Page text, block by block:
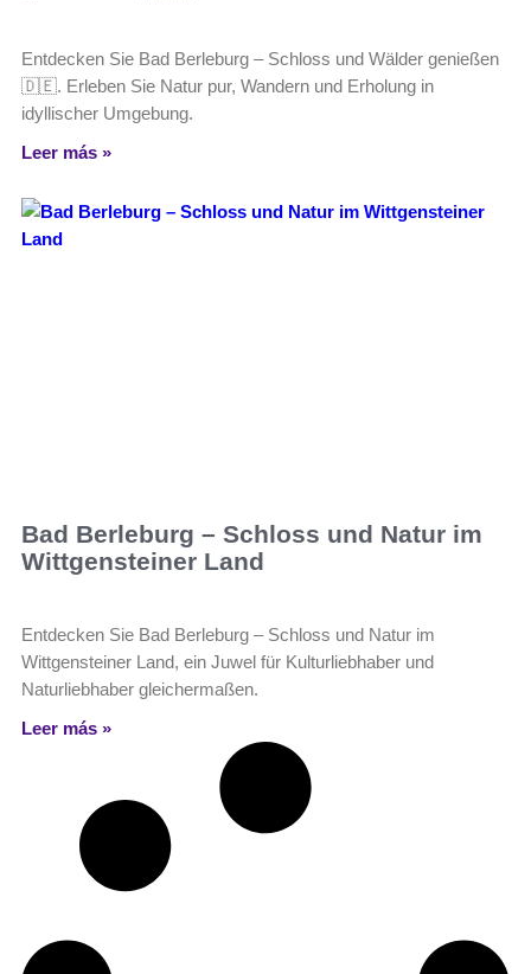
Entdecken Sie Bad Berleburg – Schloss und Wälder genießen
🇩🇪. Erleben Sie Natur pur, Wandern und Erholung in
idyllischer Umgebung.
Leer más »
Bad Berleburg – Schloss und Natur im
Wittgensteiner Land
Entdecken Sie Bad Berleburg – Schloss und Natur im
Wittgensteiner Land, ein Juwel für Kulturliebhaber und
Naturliebhaber gleichermaßen.
Leer más »